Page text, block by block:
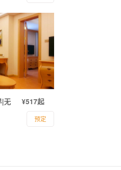
¥517起
|无
预定